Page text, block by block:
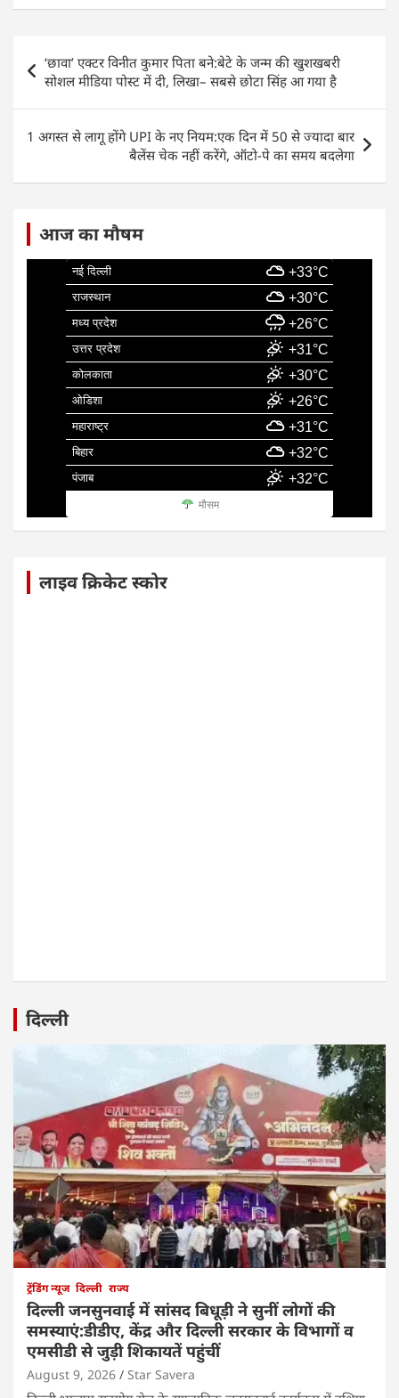
c
e
b
o
o
at
s
A
p
p
k
e
dI
n
ai
l
ar
e
navigation
‘छावा’ एक्टर विनीत कुमार पिता बने:बेटे के जन्म की खुशखबरी
सोशल मीडिया पोस्ट में दी, लिखा– सबसे छोटा सिंह आ गया है
1 अगस्त से लागू होंगे UPI के नए नियम:एक दिन में 50 से ज्यादा बार
बैलेंस चेक नहीं करेंगे, ऑटो-पे का समय बदलेगा
आज का मौषम
नई दिल्ली +33°C
राजस्थान +30°C
मध्य प्रदेश +26°C
उत्तर प्रदेश +31°C
कोलकाता +30°C
ओडिशा +26°C
महाराष्ट्र +31°C
बिहार +32°C
पंजाब +32°C
मौसम
लाइव क्रिकेट स्कोर
दिल्ली
ट्रेंडिंग न्यूज दिल्ली राज्य
दिल्ली जनसुनवाई में सांसद बिधूड़ी ने सुनीं लोगों की
समस्याएं:डीडीए, केंद्र और दिल्ली सरकार के विभागों व
एमसीडी से जुड़ी शिकायतें पहुंचीं
August 9, 2026 Star Savera